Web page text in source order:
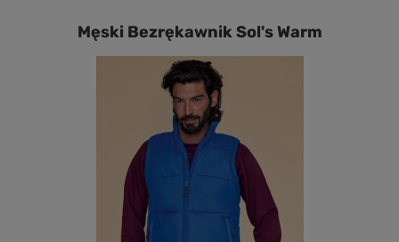
Męski Bezrękawnik Sol's Warm